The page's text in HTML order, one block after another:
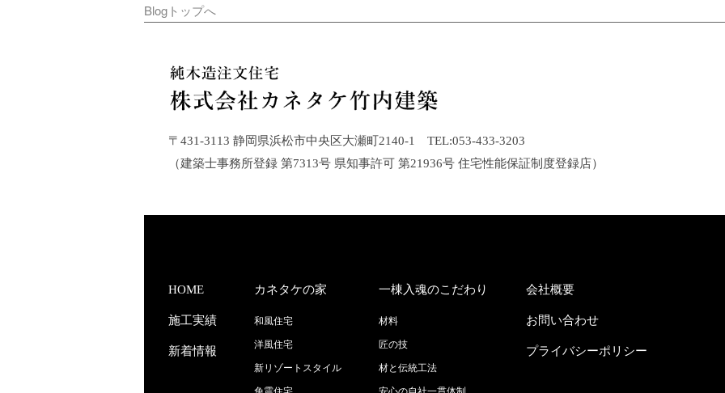
Blogトップへ
〒431-3113 静岡県浜松市中央区大瀬町2140-1 TEL:053-433-3203
（建築士事務所登録 第7313号 県知事許可 第21936号 住宅性能保証制度登録店）
HOME
施工実績
新着情報
カネタケの家
和風住宅
洋風住宅
新リゾートスタイル
一棟入魂のこだわり
材料
匠の技
材と伝統工法
会社概要
お問い合わせ
プライバシーポリシー